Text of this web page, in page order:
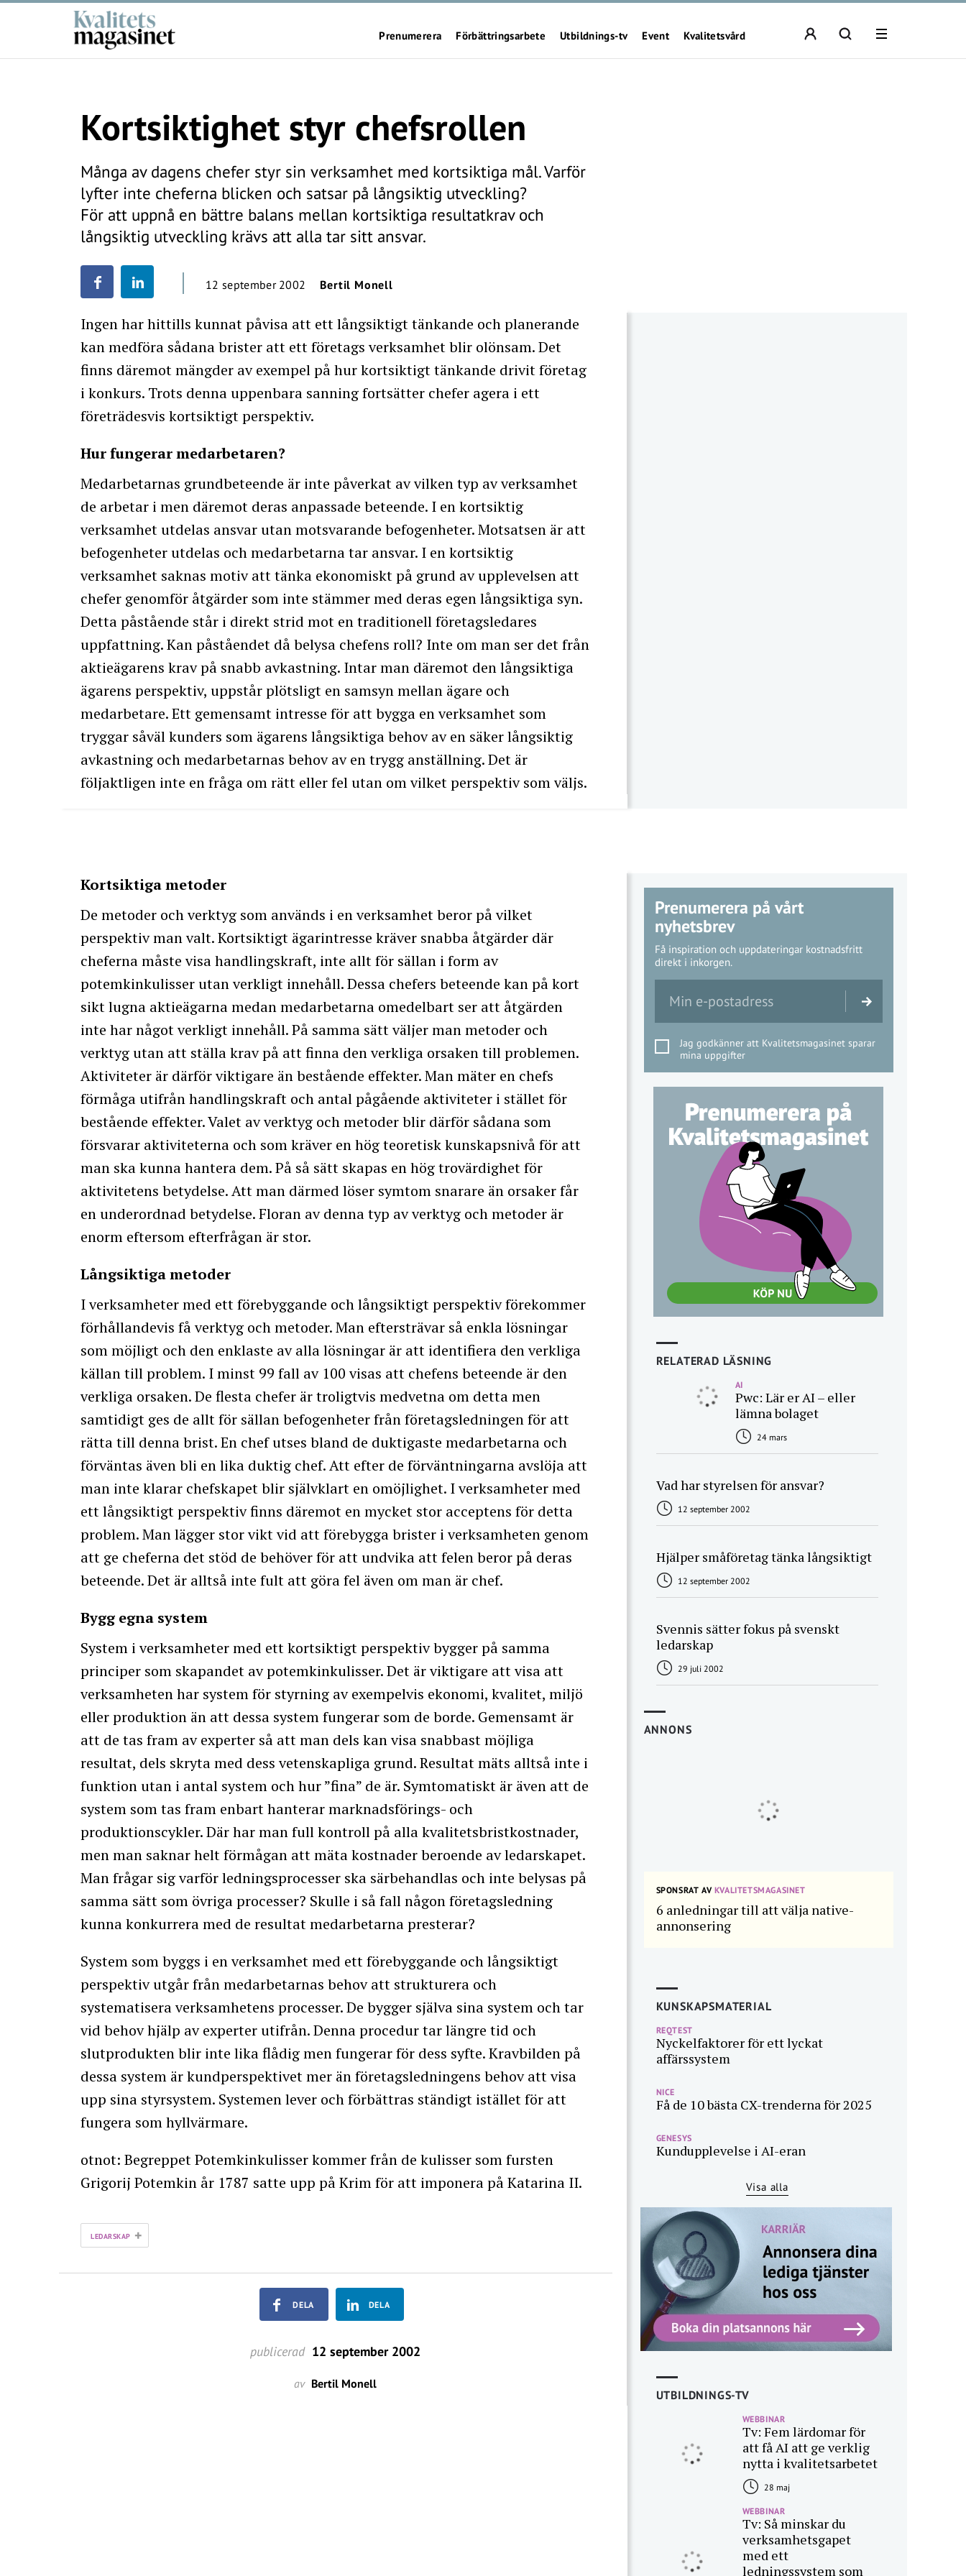
Prenumerera Förbättringsarbete Utbildnings-tv Event Kvalitetsvård
Kortsiktighet styr chefsrollen
Många av dagens chefer styr sin verksamhet med kortsiktiga mål. Varför
lyfter inte cheferna blicken och satsar på långsiktig utveckling?
För att uppnå en bättre balans mellan kortsiktiga resultatkrav och
långsiktig utveckling krävs att alla tar sitt ansvar.
12 september 2002 Bertil Monell
Ingen har hittills kunnat påvisa att ett långsiktigt tänkande och planerande
kan medföra sådana brister att ett företags verksamhet blir olönsam. Det
finns däremot mängder av exempel på hur kortsiktigt tänkande drivit företag
i konkurs. Trots denna uppenbara sanning fortsätter chefer agera i ett
företrädesvis kortsiktigt perspektiv.
Hur fungerar medarbetaren?
Medarbetarnas grundbeteende är inte påverkat av vilken typ av verksamhet
de arbetar i men däremot deras anpassade beteende. I en kortsiktig
verksamhet utdelas ansvar utan motsvarande befogenheter. Motsatsen är att
befogenheter utdelas och medarbetarna tar ansvar. I en kortsiktig
verksamhet saknas motiv att tänka ekonomiskt på grund av upplevelsen att
chefer genomför åtgärder som inte stämmer med deras egen långsiktiga syn.
Detta påstående står i direkt strid mot en traditionell företagsledares
uppfattning. Kan påståendet då belysa chefens roll? Inte om man ser det från
aktieägarens krav på snabb avkastning. Intar man däremot den långsiktiga
ägarens perspektiv, uppstår plötsligt en samsyn mellan ägare och
medarbetare. Ett gemensamt intresse för att bygga en verksamhet som
tryggar såväl kunders som ägarens långsiktiga behov av en säker långsiktig
avkastning och medarbetarnas behov av en trygg anställning. Det är
följaktligen inte en fråga om rätt eller fel utan om vilket perspektiv som väljs.
Kortsiktiga metoder
De metoder och verktyg som används i en verksamhet beror på vilket
perspektiv man valt. Kortsiktigt ägarintresse kräver snabba åtgärder där
cheferna måste visa handlingskraft, inte allt för sällan i form av
potemkinkulisser utan verkligt innehåll. Dessa chefers beteende kan på kort
sikt lugna aktieägarna medan medarbetarna omedelbart ser att åtgärden
inte har något verkligt innehåll. På samma sätt väljer man metoder och
verktyg utan att ställa krav på att finna den verkliga orsaken till problemen.
Aktiviteter är därför viktigare än bestående effekter. Man mäter en chefs
förmåga utifrån handlingskraft och antal pågående aktiviteter i stället för
bestående effekter. Valet av verktyg och metoder blir därför sådana som
försvarar aktiviteterna och som kräver en hög teoretisk kunskapsnivå för att
man ska kunna hantera dem. På så sätt skapas en hög trovärdighet för
aktivitetens betydelse. Att man därmed löser symtom snarare än orsaker får
en underordnad betydelse. Floran av denna typ av verktyg och metoder är
enorm eftersom efterfrågan är stor.
Långsiktiga metoder
I verksamheter med ett förebyggande och långsiktigt perspektiv förekommer
förhållandevis få verktyg och metoder. Man eftersträvar så enkla lösningar
som möjligt och den enklaste av alla lösningar är att identifiera den verkliga
källan till problem. I minst 99 fall av 100 visas att chefens beteende är den
verkliga orsaken. De flesta chefer är troligtvis medvetna om detta men
samtidigt ges de allt för sällan befogenheter från företagsledningen för att
rätta till denna brist. En chef utses bland de duktigaste medarbetarna och
förväntas även bli en lika duktig chef. Att efter de förväntningarna avslöja att
man inte klarar chefskapet blir självklart en omöjlighet. I verksamheter med
ett långsiktigt perspektiv finns däremot en mycket stor acceptens för detta
problem. Man lägger stor vikt vid att förebygga brister i verksamheten genom
att ge cheferna det stöd de behöver för att undvika att felen beror på deras
beteende. Det är alltså inte fult att göra fel även om man är chef.
Bygg egna system
System i verksamheter med ett kortsiktigt perspektiv bygger på samma
principer som skapandet av potemkinkulisser. Det är viktigare att visa att
verksamheten har system för styrning av exempelvis ekonomi, kvalitet, miljö
eller produktion än att dessa system fungerar som de borde. Gemensamt är
att de tas fram av experter så att man dels kan visa snabbast möjliga
resultat, dels skryta med dess vetenskapliga grund. Resultat mäts alltså inte i
funktion utan i antal system och hur ”fina” de är. Symtomatiskt är även att de
system som tas fram enbart hanterar marknadsförings- och
produktionscykler. Där har man full kontroll på alla kvalitetsbristkostnader,
men man saknar helt förmågan att mäta kostnader beroende av ledarskapet.
Man frågar sig varför ledningsprocesser ska särbehandlas och inte belysas på
samma sätt som övriga processer? Skulle i så fall någon företagsledning
kunna konkurrera med de resultat medarbetarna presterar?
System som byggs i en verksamhet med ett förebyggande och långsiktigt
perspektiv utgår från medarbetarnas behov att strukturera och
systematisera verksamhetens processer. De bygger själva sina system och tar
vid behov hjälp av experter utifrån. Denna procedur tar längre tid och
slutprodukten blir inte lika flådig men fungerar för dess syfte. Kravbilden på
dessa system är kundperspektivet mer än företagsledningens behov att visa
upp sina styrsystem. Systemen lever och förbättras ständigt istället för att
fungera som hyllvärmare.
otnot: Begreppet Potemkinkulisser kommer från de kulisser som fursten
Grigorij Potemkin år 1787 satte upp på Krim för att imponera på Katarina II.
LEDARSKAP +
DELA DELA
publicerad 12 september 2002
av Bertil Monell
Prenumerera på vårt
nyhetsbrev
Få inspiration och uppdateringar kostnadsfritt
direkt i inkorgen.
Jag godkänner att Kvalitetsmagasinet sparar
mina uppgifter
RELATERAD LÄSNING
AI
Pwc: Lär er AI – eller
lämna bolaget
24 mars
Vad har styrelsen för ansvar?
12 september 2002
Hjälper småföretag tänka långsiktigt
12 september 2002
Svennis sätter fokus på svenskt
ledarskap
29 juli 2002
ANNONS
SPONSRAT AVKVALITETSMAGASINET
6 anledningar till att välja native-
annonsering
KUNSKAPSMATERIAL
REQTEST
Nyckelfaktorer för ett lyckat
affärssystem
NICE
Få de 10 bästa CX-trenderna för 2025
GENESYS
Kundupplevelse i AI-eran
Visa alla
UTBILDNINGS-TV
WEBBINAR
Tv: Fem lärdomar för
att få AI att ge verklig
nytta i kvalitetsarbetet
28 maj
WEBBINAR
Tv: Så minskar du
verksamhetsgapet
med ett
ledningssystem som